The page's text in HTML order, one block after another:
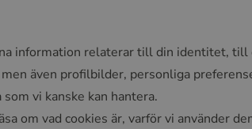
information relaterar till din identitet,
även profilbilder, personliga
vi kanske kan hantera.
om vad cookies är, varför vi använder